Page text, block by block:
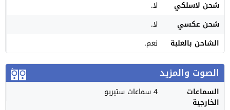
شحن لاسلكي
لا.
شحن عكسي
لا.
الشاحن بالعلبة
نعم.
الصوت والمزيد
السماعات
الخارجية
4 سماعات ستيريو